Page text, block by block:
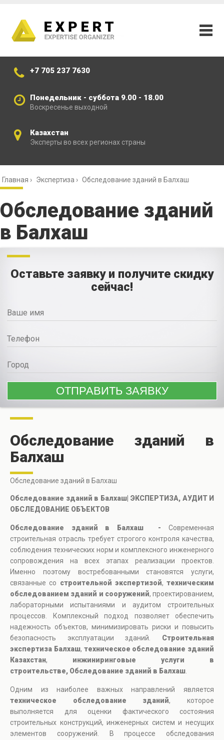
+7 705 237 7630
Понедельник - суббота 9.00 - 18.00
Воскресенье выходной
Казахстан
Эксперты во всех регионах страны
Главная › Экспертиза › Обследование зданий в Балхаш
Обследование зданий
в Балхаш
Оставьте заявку и получите скидку
сейчас!
Обследование зданий в
Балхаш
Обследование зданий в Балхаш
Обследование зданий в Балхаш| ЭКСПЕРТИЗА, АУДИТ И
ОБСЛЕДОВАНИЕ ОБЪЕКТОВ
Обследование зданий в Балхаш - Современная
строительная отрасль требует строгого контроля качества,
соблюдения технических норм и комплексного инженерного
сопровождения на всех этапах реализации проектов.
Именно поэтому востребованными становятся услуги,
связанные со строительной экспертизой, техническим
обследованием зданий и сооружений, проектированием,
лабораторными испытаниями и аудитом строительных
процессов. Комплексный подход позволяет обеспечить
надежность объектов, минимизировать риски и повысить
безопасность эксплуатации зданий. Строительная
экспертиза Балхаш, техническое обследование зданий
Казахстан, инжиниринговые услуги в
строительстве, Обследование зданий в Балхаш
Одним из наиболее важных направлений является
техническое обследование зданий, которое
выполняется для оценки фактического состояния
строительных конструкций, инженерных систем и несущих
элементов сооружений. В процессе обследования